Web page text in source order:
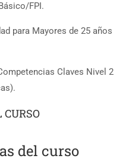
FPI.
para Mayores de 25 años
Claves Nivel 2
del curso